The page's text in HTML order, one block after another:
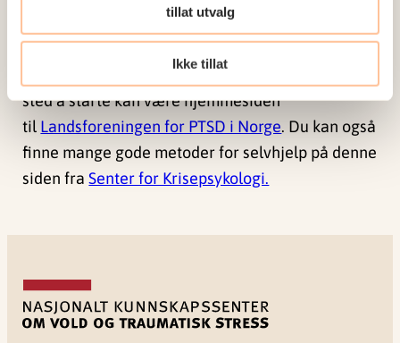
tillat utvalg
Ikke tillat
Mange får også god hjelp av å snakke med andre
med PTSD og delta i selvhjelpsgrupper. Et godt
sted å starte kan være hjemmesiden
til Landsforeningen for PTSD i Norge. Du kan også
finne mange gode metoder for selvhjelp på denne
siden fraSenter for Krisepsykologi.